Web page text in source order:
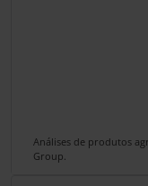
Análises de produtos
Group.